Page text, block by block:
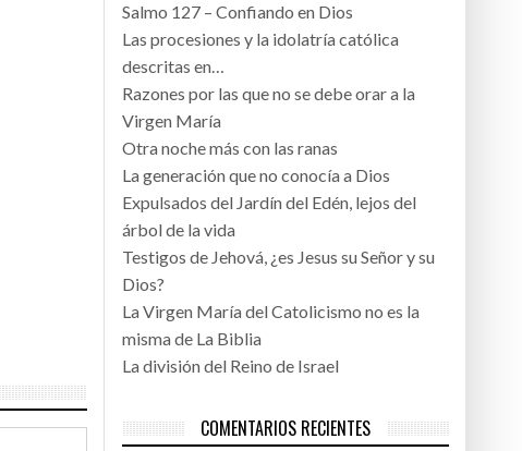
Salmo 127 – Confiando en Dios
Las procesiones y la idolatría católica
descritas en…
Razones por las que no se debe orar a la
Virgen María
Otra noche más con las ranas
La generación que no conocía a Dios
Expulsados del Jardín del Edén, lejos del
árbol de la vida
Testigos de Jehová, ¿es Jesus su Señor y su
Dios?
La Virgen María del Catolicismo no es la
misma de La Biblia
La división del Reino de Israel
COMENTARIOS RECIENTES